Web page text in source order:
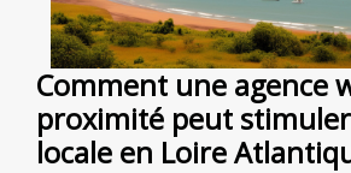
Comment une agence
proximité peut
locale en Loire